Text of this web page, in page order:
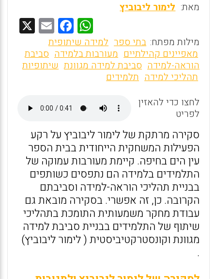
מאת: לימור ליבוביץ
W
h
at
s
p
F
a
ce
b
o
k
E
m
ai
l
מילות מפתח: בתי ספר למידה שיתופית
מאפיינים קהילתיים מעורבות בלמידה סביבת
הוראה-למידה סביבת למידה מגוונת שיתופיות
תהליכי למידה תלמידים
לחצו כדי להאזין
לפריט
סקירה מרתקת של לימור ליבוביץ על רקע
הפעילות המשחקית הייחודית בבית הספר
עין הים בחיפה. קיימת מעורבות עמוקה של
התלמידים בלמידה הם נתפסים כשותפים
בבניית תהליכי הוראה-למידה וסביבתם
הקרובה. כן, זה אפשרי. בסקירה מובאת גם
עבודת מחקר משמעותית התומכת בתהליכי
שיתוף של התלמידים בבניית סביבת למידה
מגוונת וקונסטרקטיביסטית ( לימור ליבוביץ)
.